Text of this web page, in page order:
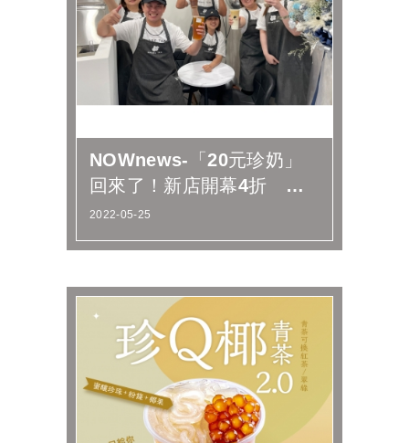
NOWnews-「20元珍奶」
回來了！新店開幕4折 每
周一再推買一送一
2022-05-25